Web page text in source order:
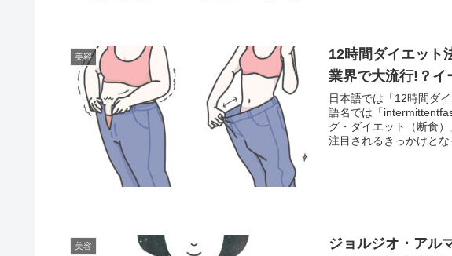
美容
12時間ダイエット
業界で大流行!？イ
日本語では「12時間ダ
語名では「
グ・ダイエット（断食
注目されるきっかけとな
美容
ジョルジオ・アル